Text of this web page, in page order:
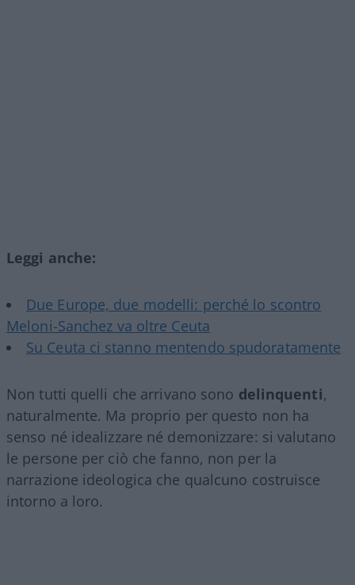
Leggi anche:
Due Europe, due modelli: perché lo scontro
Meloni-Sanchez va oltre Ceuta
Su Ceuta ci stanno mentendo spudoratamente
Non tutti quelli che arrivano sono delinquenti,
naturalmente. Ma proprio per questo non ha
senso né idealizzare né demonizzare: si valutano
le persone per ciò che fanno, non per la
narrazione ideologica che qualcuno costruisce
intorno a loro.